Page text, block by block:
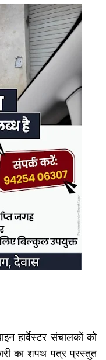
हार्वेस्टर संचालकों को
का शपथ पत्र प्रस्तुत